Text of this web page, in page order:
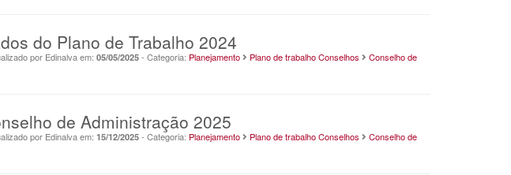
do Plano de Trabalho 2024
por Edinalva em: 05/05/2025 - Categoria: Planejamento Plano de trabalho Conselhos
Conselho de
de Administração 2025
por Edinalva em: 15/12/2025 - Categoria: Planejamento Plano de trabalho Conselhos
Conselho de